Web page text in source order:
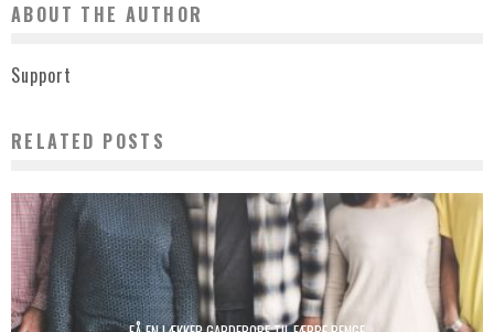
ABOUT THE AUTHOR
Support
RELATED POSTS